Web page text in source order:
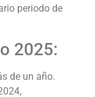
periodo de
2025:
de un año.